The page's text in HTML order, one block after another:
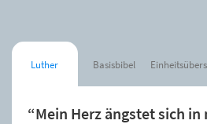
Luther Basisbibel
“Mein Herz ängstet sich